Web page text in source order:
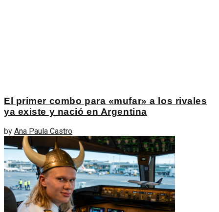
El primer combo para «mufar» a los rivales
ya existe y nació en Argentina
by Ana Paula Castro